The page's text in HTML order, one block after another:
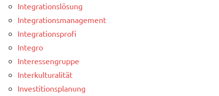
Integrationslösung
Integrationsmanagement
Integrationsprofi
Integro
Interessengruppe
Interkulturalität
Investitionsplanung